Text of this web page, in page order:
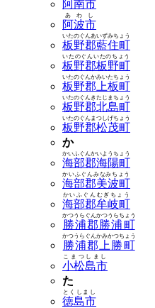
阿南市
阿波市
あわし
板野郡藍住町
いたのぐんあいずみちょう
板野郡板野町
いたのぐんいたのちょう
板野郡上板町
いたのぐんかみいたちょう
板野郡北島町
いたのぐんきたじまちょう
板野郡松茂町
いたのぐんまつしげちょう
か
海部郡海陽町
かいふぐんかいようちょう
海部郡美波町
かいふぐんみなみちょう
海部郡牟岐町
かいふぐんむぎちょう
勝浦郡勝浦町
かつうらぐんかつうらちょう
勝浦郡上勝町
かつうらぐんかみかつちょう
小松島市
こまつしまし
た
徳島市
とくしまし